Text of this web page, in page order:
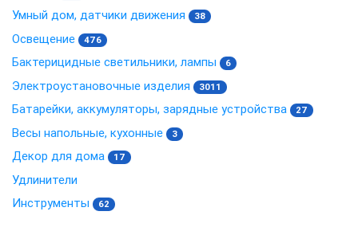
Умный дом, датчики движения 38
Освещение 476
Бактерицидные светильники, лампы 6
Электроустановочные изделия 3011
Батарейки, аккумуляторы, зарядные устройства 27
Весы напольные, кухонные 3
Декор для дома 17
Удлинители
Инструменты
62